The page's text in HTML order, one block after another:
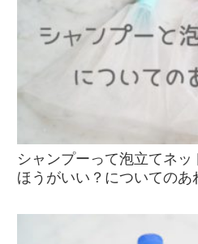
シャンプーって泡立てネッ
ほうがいい？についてのあ